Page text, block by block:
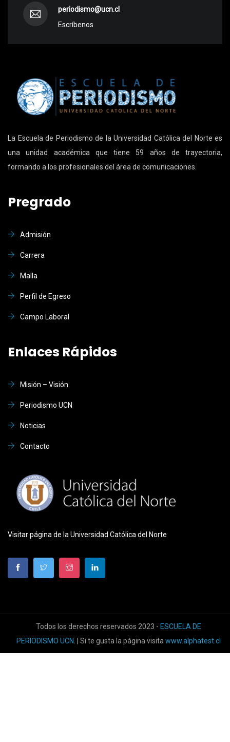
periodismo@ucn.cl
Escríbenos
La Escuela de Periodismo de la Universidad Católica del Norte es
una unidad académica que tiene 59 años de trayectoria,
formando a los profesionales del área de comunicaciones.
Pregrado
Admisión
Carrera
Malla
Perfil de Egreso
Campo Laboral
Enlaces Rápidos
Misión – Visión
Periodismo UCN
Noticias
Contacto
Visitar página de la Universidad Católica del Norte
Todos los derechos reservados 2023 - ESCUELA DE
PERIODISMO UCN
. | Si te gusta la página visita www.alphatest.cl